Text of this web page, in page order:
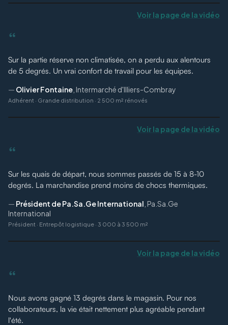
Voir la page de la vidéo
“
Sur la partie réserve non climatisée, on a perdu aux alentours
de 5 degrés. Un vrai confort de travail pour les équipes.
— Olivier Fontaine Intermarché d'Illiers-Combray
Adhérent · Grande distribution · 2 500 m² rénovés
Voir la page de la vidéo
“
Sur les quais de départ, nous sommes passés de 15 à 8-10
degrés. La marchandise prend moins de chocs thermiques.
— Président de Pa.Sa.Ge International Pa.Sa.Ge
International
Président · Entrepôt logistique · 3 000 à 3 500 m²
Voir la page de la vidéo
“
Nous avons gagné 13 degrés dans le magasin. Pour nos
collaborateurs, la vie était nettement plus agréable pendant
l'été.